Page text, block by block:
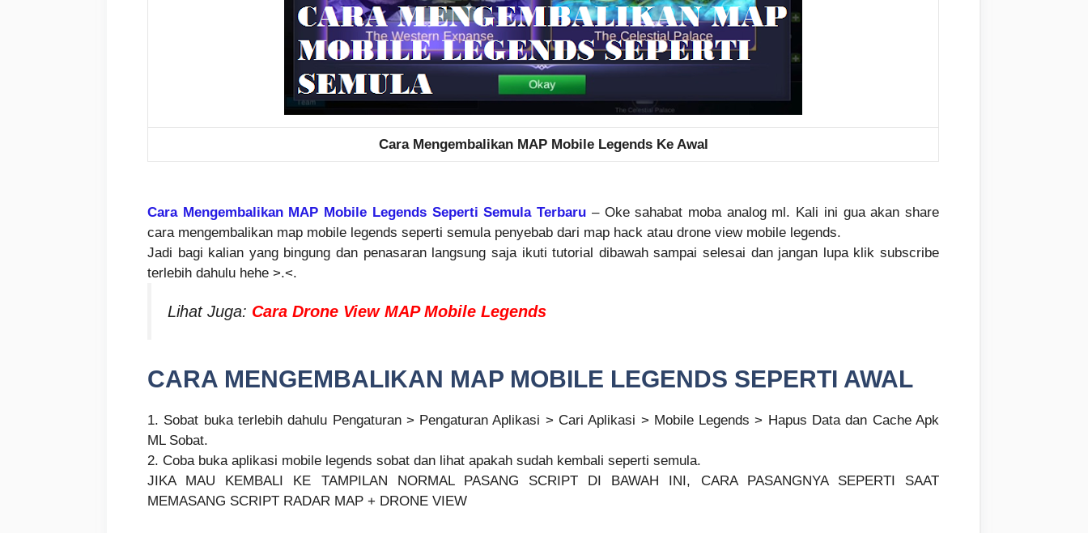
Cara Mengembalikan MAP Mobile Legends Ke Awal
Cara Mengembalikan MAP Mobile Legends Seperti Semula Terbaru – Oke sahabat moba analog ml. Kali ini gua akan share
cara mengembalikan map mobile legends seperti semula penyebab dari map hack atau drone view mobile legends.
Jadi bagi kalian yang bingung dan penasaran langsung saja ikuti tutorial dibawah sampai selesai dan jangan lupa klik subscribe
terlebih dahulu hehe >.<.
Lihat Juga: Cara Drone View MAP Mobile Legends
CARA MENGEMBALIKAN MAP MOBILE LEGENDS SEPERTI AWAL
1. Sobat buka terlebih dahulu Pengaturan > Pengaturan Aplikasi > Cari Aplikasi > Mobile Legends > Hapus Data dan Cache Apk
ML Sobat.
2. Coba buka aplikasi mobile legends sobat dan lihat apakah sudah kembali seperti semula.
JIKA MAU KEMBALI KE TAMPILAN NORMAL PASANG SCRIPT DI BAWAH INI, CARA PASANGNYA SEPERTI SAAT
MEMASANG SCRIPT RADAR MAP + DRONE VIEW